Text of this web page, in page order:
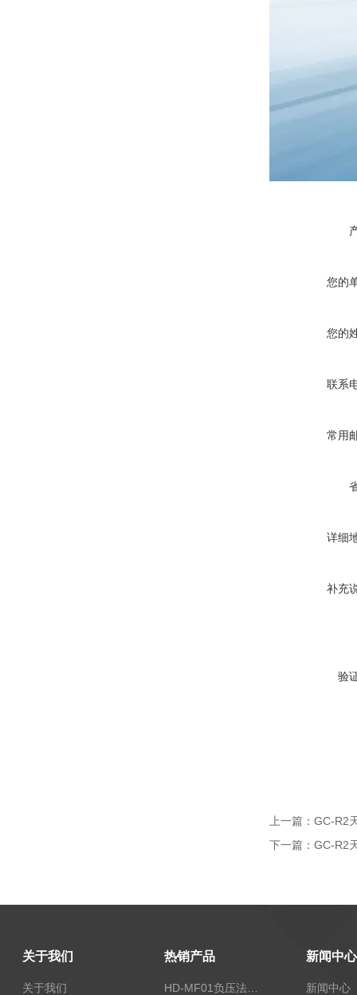
您的
您的
联系
常用
详细
补充
验
上一篇： GC-R2
下一篇： GC-R2
关于我们
关于我们
热销产品
HD-MF01负压法密封性测试仪
新闻中心
新闻中心